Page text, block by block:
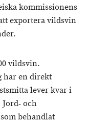
kommissionens
exportera vildsvin
vildsvin.
har en direkt
lever kvar i
och
behandlat